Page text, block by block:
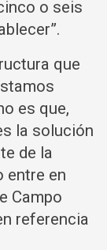
o seis
que
es que,
la solución
de la
entre en
Campo
referencia